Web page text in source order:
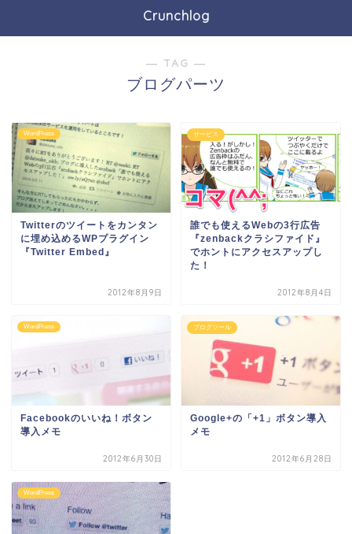
Crunchlog
― TAG ―
ブログパーツ
WordPress
Twitterのツイートをカンタン
に埋め込めるWPプラグイン
『Twitter Embed』
2012年8月9日
サービス
誰でも使えるWebの3行広告
『zenbackクラシファイド』
でホントにアクセスアップし
た！
2012年8月4日
WordPress
Facebookのいいね！ボタン
導入メモ
2012年6月30日
ブログツール
Google+の「+1」ボタン導入
メモ
2012年6月28日
WordPress